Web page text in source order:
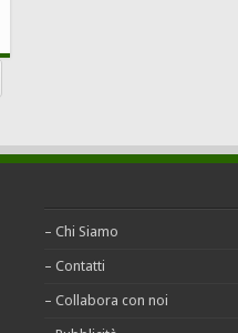
– Chi Siamo
– Contatti
– Collabora con noi